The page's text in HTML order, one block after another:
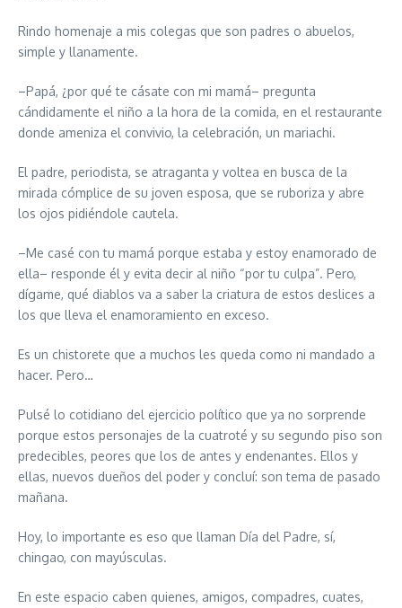
Rindo homenaje a mis colegas que son padres o abuelos,
simple y llanamente.
–Papá, ¿por qué te cásate con mi mamá– pregunta
cándidamente el niño a la hora de la comida, en el restaurante
donde ameniza el convivio, la celebración, un mariachi.
El padre, periodista, se atraganta y voltea en busca de la
mirada cómplice de su joven esposa, que se ruboriza y abre
los ojos pidiéndole cautela.
–Me casé con tu mamá porque estaba y estoy enamorado de
ella– responde él y evita decir al niño “por tu culpa”. Pero,
dígame, qué diablos va a saber la criatura de estos deslices a
los que lleva el enamoramiento en exceso.
Es un chistorete que a muchos les queda como ni mandado a
hacer. Pero…
Pulsé lo cotidiano del ejercicio político que ya no sorprende
porque estos personajes de la cuatroté y su segundo piso son
predecibles, peores que los de antes y endenantes. Ellos y
ellas, nuevos dueños del poder y concluí: son tema de pasado
mañana.
Hoy, lo importante es eso que llaman Día del Padre, sí,
chingao, con mayúsculas.
En este espacio caben quienes, amigos, compadres, cuates,